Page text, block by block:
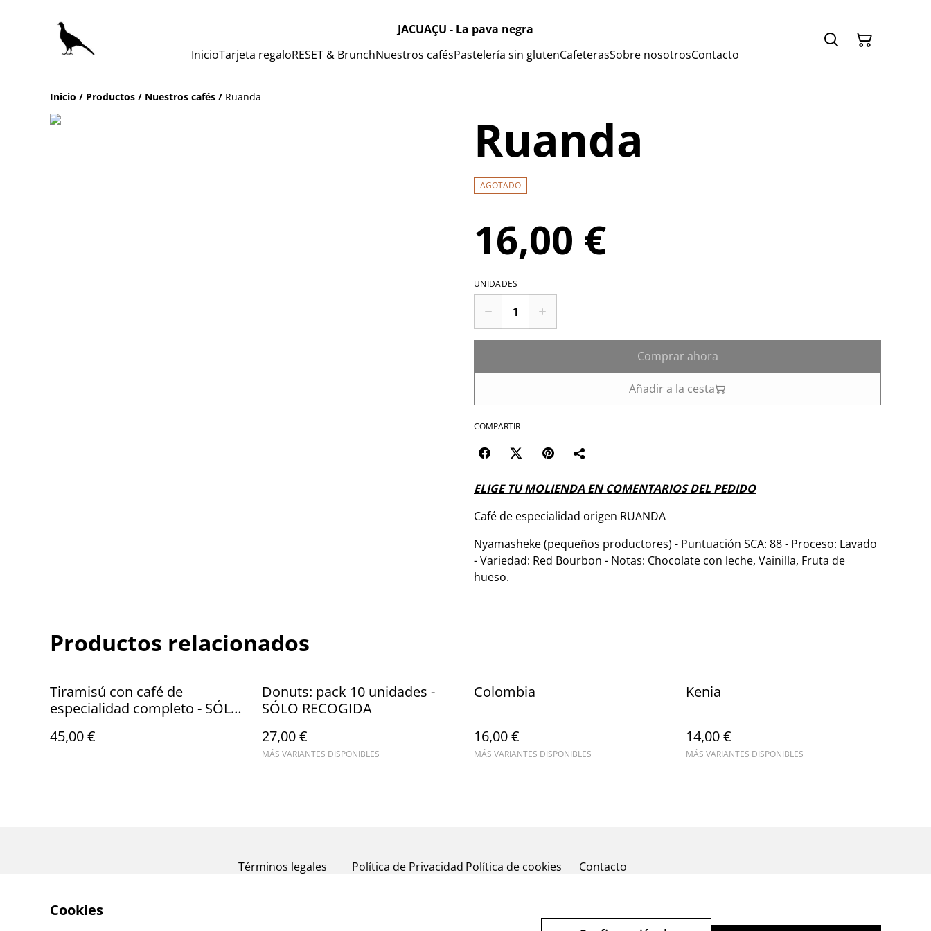
JACUAÇU - La pava negra
InicioTarjeta regaloRESET & BrunchNuestros cafésPastelería sin glutenCafeterasSobre nosotrosContacto
Inicio / Productos / Nuestros cafés / Ruanda
Ruanda
AGOTADO
16,00 €
UNIDADES
Comprar ahora
Añadir a la cesta
COMPARTIR
ELIGE TU MOLIENDA EN COMENTARIOS DEL PEDIDO
Café de especialidad origen RUANDA
Nyamasheke (pequeños productores) - Puntuación SCA: 88 - Proceso: Lavado
- Variedad: Red Bourbon - Notas: Chocolate con leche, Vainilla, Fruta de
hueso.
Productos relacionados
Tiramisú con café de
especialidad completo - SÓLO
45,00 €
Donuts: pack 10 unidades -
SÓLO RECOGIDA
27,00 €
MÁS VARIANTES DISPONIBLES
Colombia
16,00 €
MÁS VARIANTES DISPONIBLES
Kenia
14,00 €
MÁS VARIANTES DISPONIBLES
Términos legales Política de Privacidad Política de cookies Contacto
Cookies